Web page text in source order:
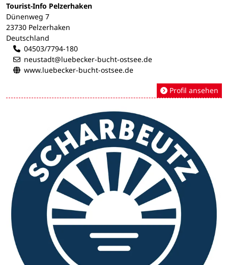
Tourist-Info Pelzerhaken
Dünenweg 7
23730 Pelzerhaken
Deutschland
04503/7794-180
neustadt@luebecker-bucht-ostsee.de
www.luebecker-bucht-ostsee.de
Profil ansehen